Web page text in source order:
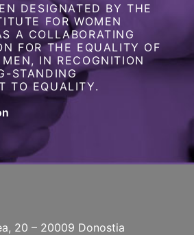
DESIGNATED BY THE
FOR WOMEN
A COLLABORATING
FOR THE EQUALITY OF
IN RECOGNITION
STANDING
TO EQUALITY.
20 – 20009 Donostia